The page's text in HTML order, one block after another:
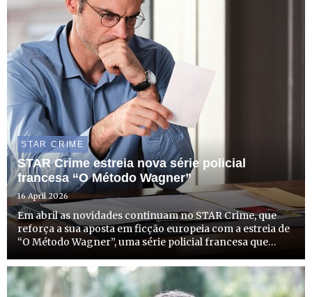
STAR CRIME
STAR Crime estreia nova série policial
francesa “O Método Wagner”
16 April 2026
Em abril as novidades continuam no STAR Crime, que
reforça a sua aposta em ficção europeia com a estreia de
“O Método Wagner”, uma série policial francesa que
com emissão todas as terças-feiras à mesma hora.